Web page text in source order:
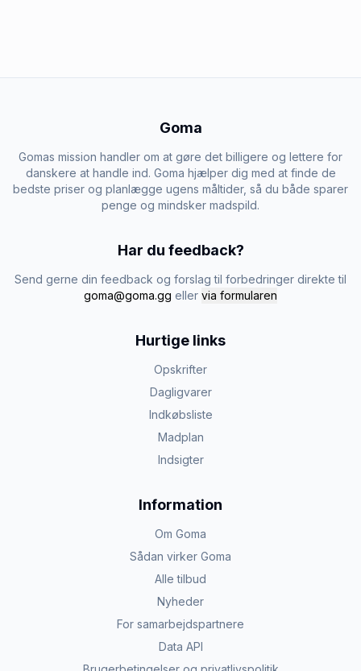
Goma
Gomas mission handler om at gøre det billigere og lettere for
danskere at handle ind. Goma hjælper dig med at finde de
bedste priser og planlægge ugens måltider, så du både sparer
penge og mindsker madspild.
Har du feedback?
Send gerne din feedback og forslag til forbedringer direkte til
goma@goma.gg eller via formularen
Hurtige links
Opskrifter
Dagligvarer
Indkøbsliste
Madplan
Indsigter
Information
Om Goma
Sådan virker Goma
Alle tilbud
Nyheder
For samarbejdspartnere
Data API